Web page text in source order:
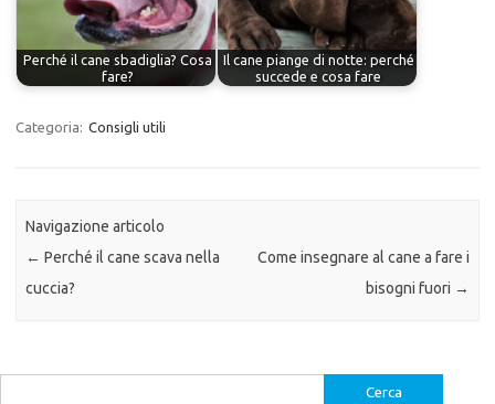
Perché il cane sbadiglia? Cosa
fare?
Il cane piange di notte: perché
succede e cosa fare
Categoria: Consigli utili
Navigazione articolo
← Perché il cane scava nella
cuccia?
Come insegnare al cane a fare i
bisogni fuori →